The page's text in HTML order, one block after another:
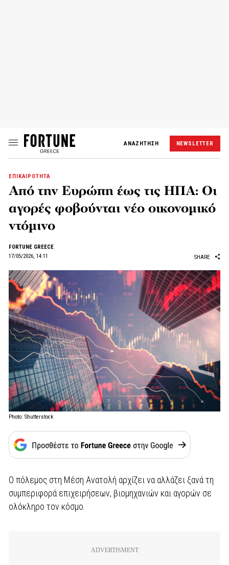
ΑΝΑΖΗΤΗΣΗ NEWSLETTER
ΕΠΙΚΑΙΡΟΤΗΤΑ
Από την Ευρώπη έως τις ΗΠΑ: Οι
αγορές φοβούνται νέο οικονομικό
ντόμινο
FORTUNE GREECE
17/05/2026, 14:11
SHARE
Photo: Shutterstock
Ο πόλεμος στη Μέση Ανατολή αρχίζει να αλλάζει ξανά τη
συμπεριφορά επιχειρήσεων, βιομηχανιών και αγορών σε
ολόκληρο τον κόσμο.